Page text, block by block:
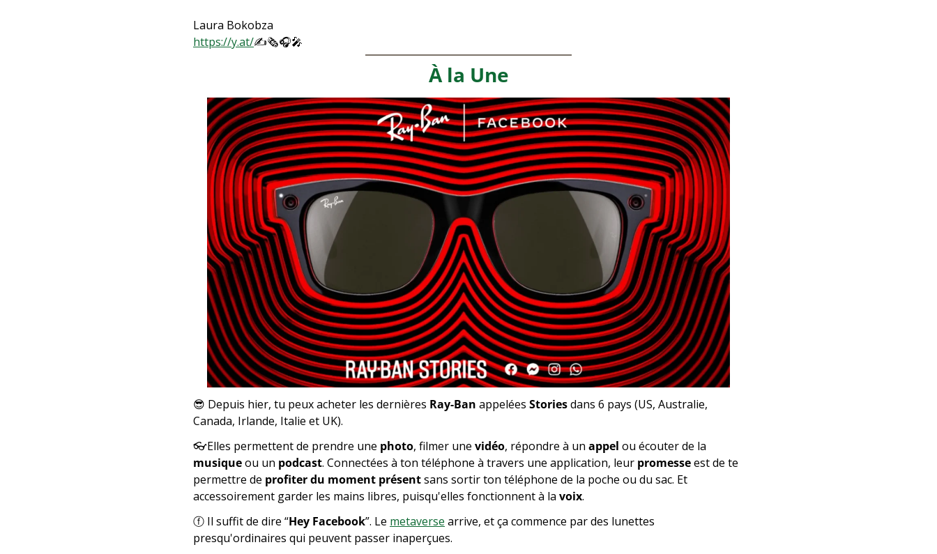
Laura Bokobza
https://y.at/✍🗞🎧🎤
À la Une
😎 Depuis hier, tu peux acheter les dernières Ray-Ban appelées Stories dans 6 pays (US, Australie,
Canada, Irlande, Italie et UK).
👓Elles permettent de prendre une photo, filmer une vidéo, répondre à un appel
musique ou un podcast. Connectées à ton téléphone à travers une application, leur promesse est de te
permettre de profiter du moment présent sans sortir ton téléphone de la poche ou du sac. Et
accessoirement garder les mains libres, puisqu'elles fonctionnent à la voix.
ⓕ Il suffit de dire “Hey Facebook”. Le metaverse arrive, et ça commence par des lunettes
presqu'ordinaires qui peuvent passer inaperçues.